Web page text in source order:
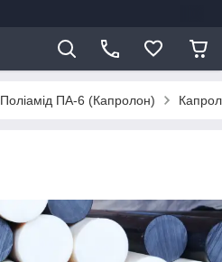
Поліамід ПА-6 (Капролон)